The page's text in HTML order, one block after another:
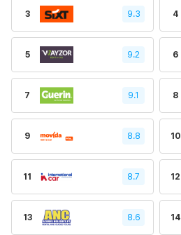
3 9.3 4
5 9.2 6
7 9.1 8
9 8.8 10
11 8.7 12
13 8.6 14